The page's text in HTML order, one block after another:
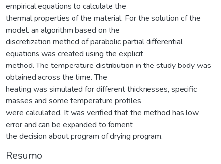
empirical equations to calculate the
thermal properties of the material. For the solution of the
model, an algorithm based on the
discretization method of parabolic partial differential
equations was created using the explicit
method. The temperature distribution in the study body was
obtained across the time. The
heating was simulated for different thicknesses, specific
masses and some temperature profiles
were calculated. It was verified that the method has low
error and can be expanded to foment
the decision about program of drying program.
Resumo